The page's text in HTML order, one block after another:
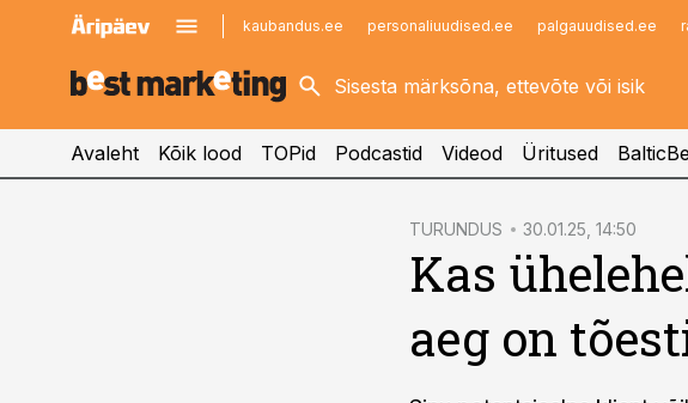
kaubandus.ee personaliuudised.ee palgauudised.ee
kinnisvarauudised.ee
logistikauudised.ee
imelineajalugu.ee
Infopank
Avaleht Kõik lood TOPid Podcastid Videod Üritused
TURUNDUS 30.01.25, 14:50
Kas
aeg on